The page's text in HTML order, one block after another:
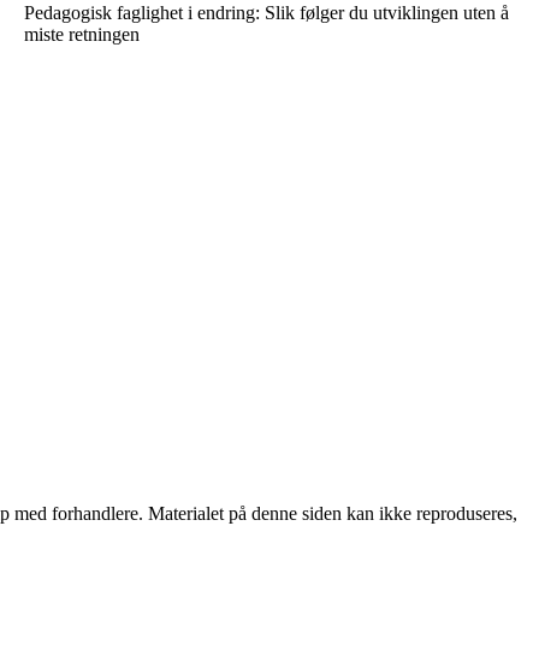
Pedagogisk faglighet i endring: Slik følger du utviklingen uten å
miste retningen
forhandlere. Materialet på denne siden kan ikke reproduseres,